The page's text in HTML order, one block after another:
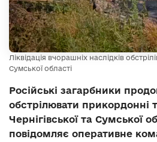
Ліквідація вчорашніх наслідків
Сумської області
Російські загарбники
обстрілювати прикордонні
Чернігівської та Сумської
повідомляє оперативне